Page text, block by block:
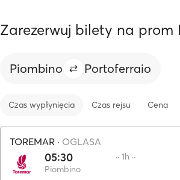
Zarezerwuj bilety na
Piombino Portoferraio
Czas wypłynięcia Czas rejsu Cena
TOREMAR · OGLASA
05:30
Piombino
·· 1h ··